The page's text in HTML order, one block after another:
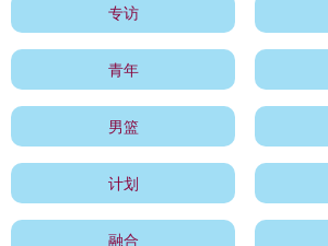
专访
青年
男篮
计划
融合